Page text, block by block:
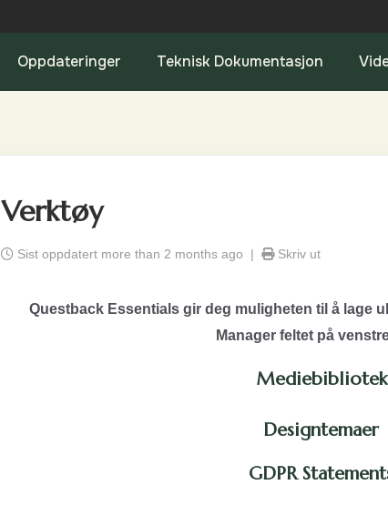
Oppdateringer Teknisk Dokumentasjon
Verktøy
Sist oppdatert more than 2 months ago | Skriv ut
Questback Essentials gir deg muligheten til å lage
Manager feltet på
Mediebibliotek
Designtemaer
GDPR